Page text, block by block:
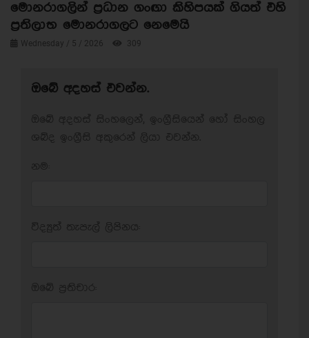
මොනරාගලින් ප්‍රධාන ගංඟා කිහිපයක් ගියත් එහි
ප්‍රතිලාභ මොනරාගලට නෙමෙයි
Wednesday / 5 / 2026 309
ඔබේ අදහස් එවන්න.